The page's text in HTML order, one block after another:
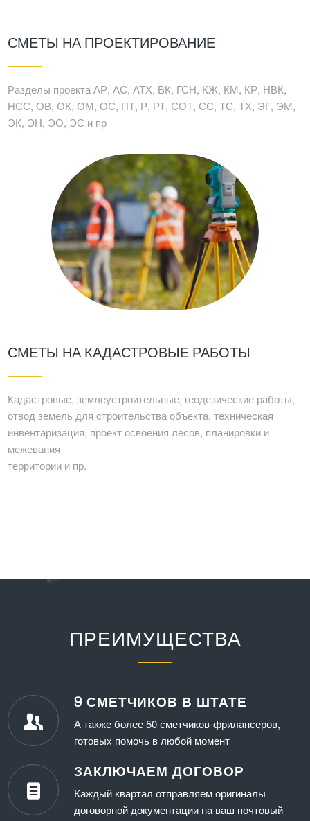
СМЕТЫ НА ПРОЕКТИРОВАНИЕ
Разделы проекта АР, АС, АТХ, ВК, ГСН, КЖ, КМ, КР, НВК,
НСС, ОВ, ОК, ОМ, ОС, ПТ, Р, РТ, СОТ, СС, ТС, ТХ, ЭГ, ЭМ,
ЭК, ЭН, ЭО, ЭС и пр
СМЕТЫ НА КАДАСТРОВЫЕ РАБОТЫ
Кадастровые, землеустроительные, геодезические работы,
отвод земель для строительства объекта, техническая
инвентаризация, проект освоения лесов, планировки и
межевания
территории и пр.
ПРЕИМУЩЕСТВА
9 СМЕТЧИКОВ В ШТАТЕ
А также более 50 сметчиков-фрилансеров,
готовых помочь в любой момент
ЗАКЛЮЧАЕМ ДОГОВОР
Каждый квартал отправляем оригиналы
договорной документации на ваш почтовый